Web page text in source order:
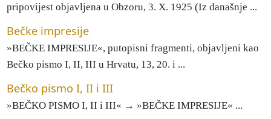
pripovijest objavljena u Obzoru, 3. X. 1925 (Iz današnje ...
Bečke impresije
»BEČKE IMPRESIJE«, putopisni fragmenti, objavljeni kao
Bečko pismo I, II, III u Hrvatu, 13, 20. i ...
Bečko pismo I, II i III
»BEČKO PISMO I, II i III« → »BEČKE IMPRESIJE« ...